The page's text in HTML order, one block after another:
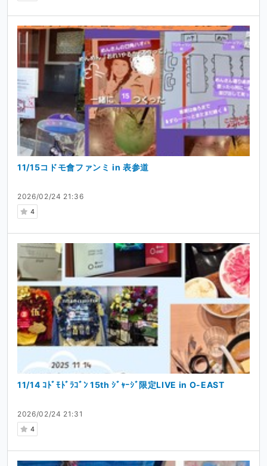
2026/02/24 21:36
4
11/15コドモ會ファンミ in 表参道
2026/02/24 21:31
4
11/14 ｺﾄﾞﾓﾄﾞﾗｺﾞﾝ 15th ｼﾞｬｰｼﾞ限定LIVE in O-EAST